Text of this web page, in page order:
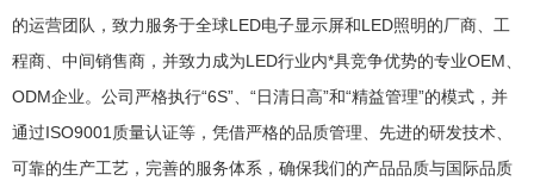
的运营团队，致力服务于全球LED电子显示屏和LED照明的厂商、工
程商、中间销售商，并致力成为LED行业内*具竞争优势的专业OEM、
ODM企业。公司严格执行“6S”、“日清日高”和“精益管理”的模式，并
通过ISO9001质量认证等，凭借严格的品质管理、先进的研发技术、
可靠的生产工艺，完善的服务体系，确保我们的产品品质与国际品质